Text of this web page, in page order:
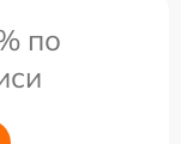
по